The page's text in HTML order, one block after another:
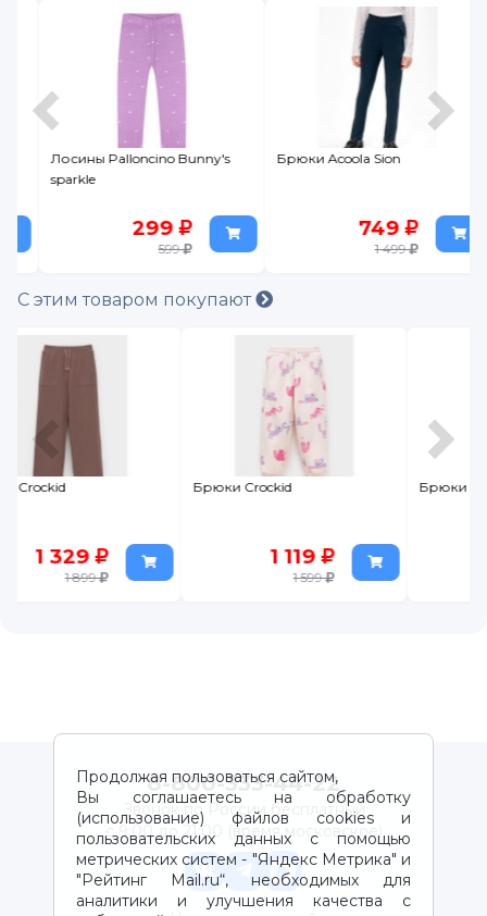
Лосины Palloncino Bunny's
sparkle
299
599
Брюки Acoola Sion
749
1 499
С этим товаром покупают
Брюки Crockid
1 119
1 599
Брюки Leratutti
599
Продолжая пользоваться сайтом,
Вы соглашаетесь на обработку
(использование) файлов cookies и
пользовательских данных с помощью
метрических систем - "Яндекс Метрика" и
"Рейтинг Mail.ru“, необходимых для
аналитики и улучшения качества с
8-800-333-44-22
Звонок по России бесплатный
с 9:00 до 21:00 (время московское)